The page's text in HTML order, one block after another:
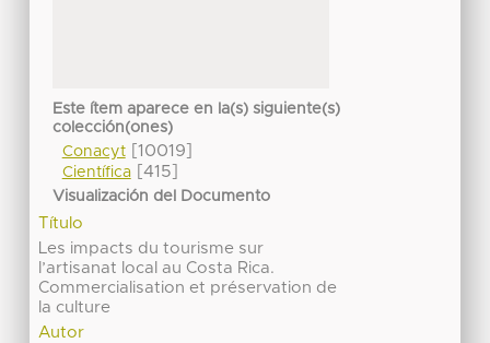
Este ítem aparece en la(s) siguiente(s)
colección(ones)
Conacyt[10019]
Científica[415]
Visualización del Documento
Título
Les impacts du tourisme sur
l’artisanat local au Costa Rica.
Commercialisation et préservation de
la culture
Autor